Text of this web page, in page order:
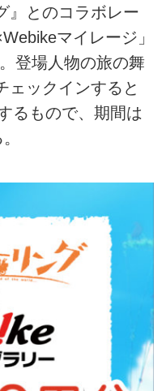
』とのコラボレー
マイレージ」
登場人物の旅の舞
ェックインすると
るもので、期間は